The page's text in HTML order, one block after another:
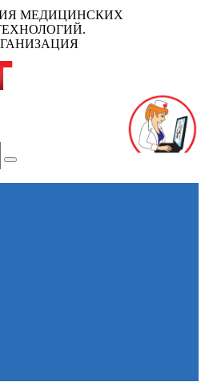
МЕДИЦИНСКИХ